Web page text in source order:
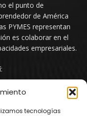
tecnologías
el punto de
de América
PYMES representan
es colaborar en el
empresariales.